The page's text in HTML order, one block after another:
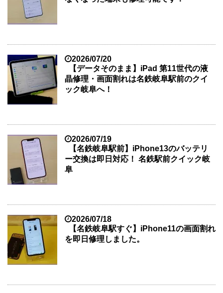
2026/07/20
【データそのまま】iPad 第11世代の液
晶修理・画面割れは名鉄岐阜駅前のクイ
ック岐阜へ！
2026/07/19
【名鉄岐阜駅前】iPhone13のバッテリ
ー交換は即日対応！ 名鉄駅前クイック岐
阜
2026/07/18
【名鉄岐阜駅すぐ】iPhone11の画面割れ
を即日修理しました。